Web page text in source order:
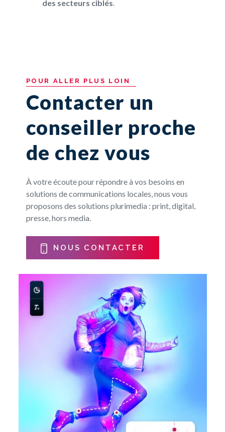
des secteurs ciblés.
POUR ALLER PLUS LOIN
Contacter un
conseiller proche
de chez vous
À votre écoute pour répondre à vos besoins en
solutions de communications locales, nous vous
proposons des solutions plurimedia : print, digital,
presse, hors media.
NOUS CONTACTER